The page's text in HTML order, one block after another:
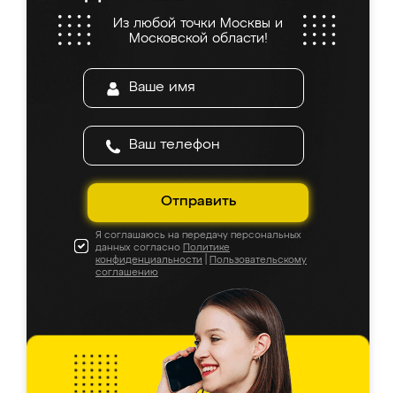
Из любой точки Москвы и
Московской области!
Отправить
Я соглашаюсь на передачу персональных
данных согласно Политике
конфиденциальности
Пользовательскому
соглашению